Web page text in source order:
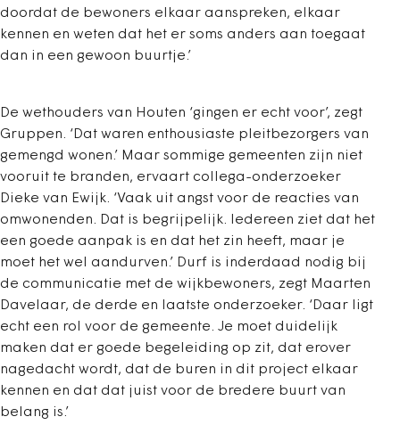
doordat de bewoners elkaar aanspreken, elkaar
kennen en weten dat het er soms anders aan toegaat
dan in een gewoon buurtje.’
De wethouders van Houten ‘gingen er echt voor’, zegt
Gruppen. ‘Dat waren enthousiaste pleitbezorgers van
gemengd wonen.’ Maar sommige gemeenten zijn niet
vooruit te branden, ervaart collega-onderzoeker
Dieke van Ewijk. ‘Vaak uit angst voor de reacties van
omwonenden. Dat is begrijpelijk. Iedereen ziet dat het
een goede aanpak is en dat het zin heeft, maar je
moet het wel aandurven.’ Durf is inderdaad nodig bij
de communicatie met de wijkbewoners, zegt Maarten
Davelaar, de derde en laatste onderzoeker. ‘Daar ligt
echt een rol voor de gemeente. Je moet duidelijk
maken dat er goede begeleiding op zit, dat erover
nagedacht wordt, dat de buren in dit project elkaar
kennen en dat dat juist voor de bredere buurt van
belang is.’